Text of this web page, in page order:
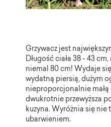
Grzywacz jest
Długość ciała 38 - 43
niemal 80 cm! Wydaje
wydatną piersią, dużym
nieproporcjonalnie małą
dwukrotnie przewyższa
kuzyna. Wyróżnia się nie
ubarwieniem.